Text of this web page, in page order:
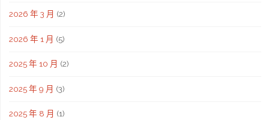
2026 年 3 月 (2)
2026 年 1 月 (5)
2025 年 10 月 (2)
2025 年 9 月 (3)
2025 年 8 月 (1)